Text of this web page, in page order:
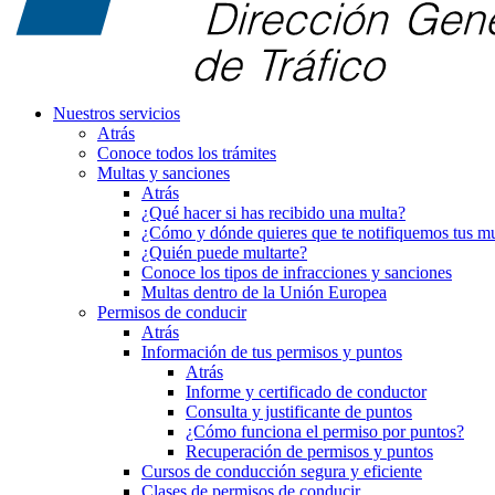
Nuestros servicios
Atrás
Conoce todos los trámites
Multas y sanciones
Atrás
¿Qué hacer si has recibido una multa?
¿Cómo y dónde quieres que te notifiquemos tus
¿Quién puede multarte?
Conoce los tipos de infracciones y sanciones
Multas dentro de la Unión Europea
Permisos de conducir
Atrás
Información de tus permisos y puntos
Atrás
Informe y certificado de conductor
Consulta y justificante de puntos
¿Cómo funciona el permiso por puntos?
Recuperación de permisos y puntos
Cursos de conducción segura y eficiente